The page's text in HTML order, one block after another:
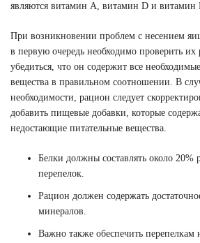
являются витамин А, витамин D и витамин
При возникновении проблем с несением
в первую очередь необходимо проверить их
убедиться, что он содержит все
вещества в правильном соотношении. В
необходимости, рацион следует
добавить пищевые добавки, которые
недостающие питательные вещества.
Белки должны составлять около 20%
перепелок.
Рацион должен содержать
минералов.
Важно также обеспечить перепелкам